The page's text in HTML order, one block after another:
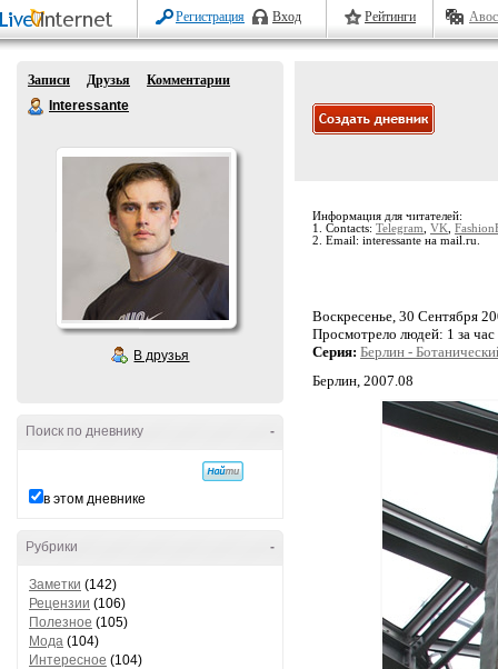
Регистрация Вход Рейтинги
Записи Друзья
Комментарии
Interessante
В друзья
-
Поиск по дневнику
в этом дневнике
-
Рубрики
Заметки (142)
Рецензии (106)
Полезное (105)
Мода (104)
Интересное (104)
Информация для читателей:
1. Contacts: Telegram VK
2. Email: interessante на mail.ru.
Воскресенье, 30 Сентября
Просмотрело людей: 1 за
Серия: Берлин -
Берлин, 2007.08